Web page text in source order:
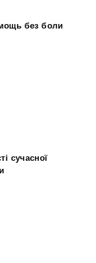
без боли
сучасної